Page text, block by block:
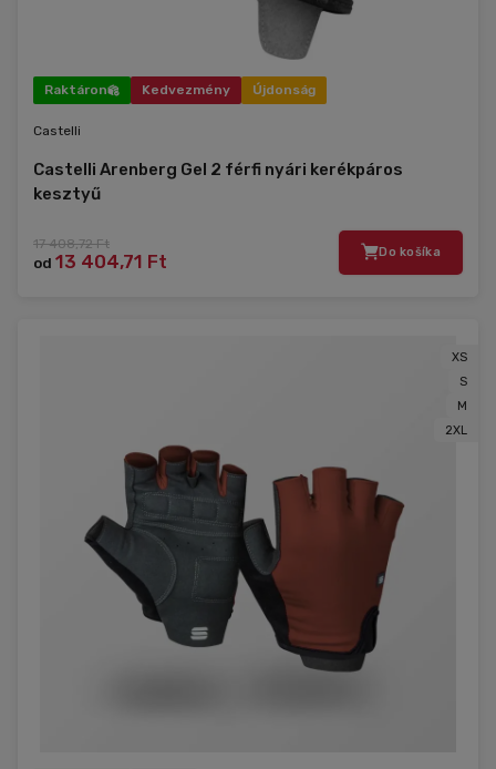
Raktáron Kedvezmény Újdonság
Castelli
Castelli Arenberg Gel 2 férfi nyári kerékpáros
kesztyű
17 408,72 Ft
od 13 404,71 Ft Do košíka
XS
S
M
2XL